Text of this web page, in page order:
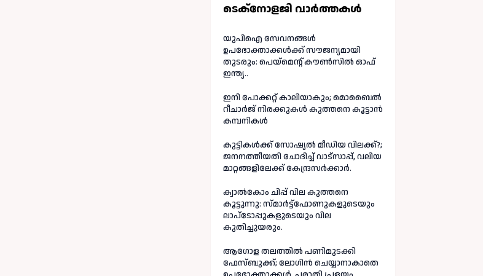
ടെക്നോളജി വാർത്തകള്‍
യുപിഐ സേവനങ്ങൾ
ഉപഭോക്താക്കൾക്ക് സൗജന്യമായി
തുടരും: പെയ്മെന്റ് കൗൺസിൽ ഓഫ്
ഇന്ത്യ..
ഇനി പോക്കറ്റ് കാലിയാകും; മൊബൈൽ
റീചാർജ് നിരക്കുകൾ കുത്തനെ കൂട്ടാൻ
കമ്പനികൾ
കുട്ടികൾക്ക് സോഷ്യൽ മീഡിയ വിലക്ക്?;
ജനനത്തീയതി ചോദിച്ച് വാട്‌സാപ്പ്, വലിയ
മാറ്റങ്ങളിലേക്ക് കേന്ദ്രസർക്കാർ.
ക്വാൽകോം ചിപ്പ് വില കുത്തനെ
കൂട്ടുന്നു: സ്മാർട്ട്ഫോണുകളുടെയും
ലാപ്ടോപ്പുകളുടെയും വില
കുതിച്ചുയരും.
ആഗോള തലത്തിൽ പണിമുടക്കി
ഫേസ്ബുക്ക്; ലോഗിന്‍ ചെയ്യാനാകാതെ